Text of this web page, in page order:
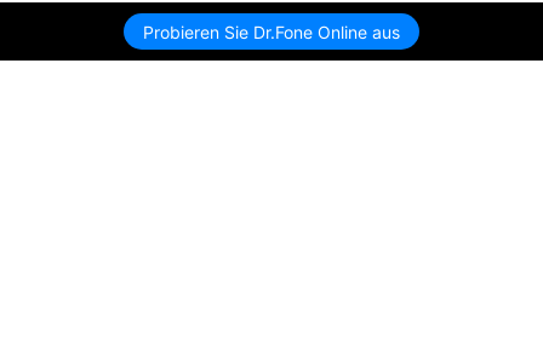
Probieren Sie Dr.Fone Online aus